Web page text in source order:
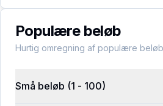
Populære beløb
Hurtig omregning af populære
Små beløb (1 - 100)